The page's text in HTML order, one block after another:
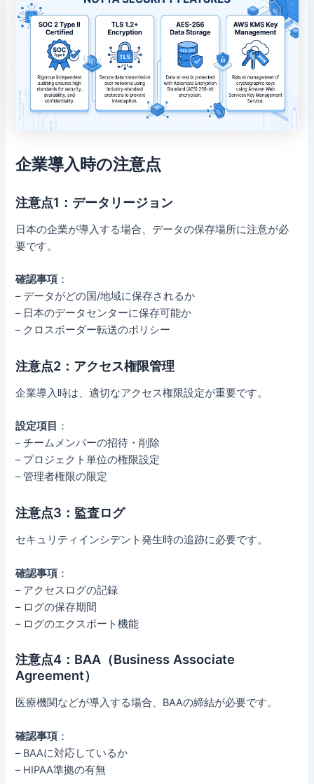
企業導入時の注意点
注意点1：データリージョン
日本の企業が導入する場合、データの保存場所に注意が必
要です。
確認事項 ：
– データがどの国/地域に保存されるか
– 日本のデータセンターに保存可能か
– クロスボーダー転送のポリシー
注意点2：アクセス権限管理
企業導入時は、適切なアクセス権限設定が重要です。
設定項目 ：
– チームメンバーの招待・削除
– プロジェクト単位の権限設定
– 管理者権限の限定
注意点3：監査ログ
セキュリティインシデント発生時の追跡に必要です。
確認事項 ：
– アクセスログの記録
– ログの保存期間
– ログのエクスポート機能
注意点4：BAA（Business Associate
Agreement）
医療機関などが導入する場合、BAAの締結が必要です。
確認事項 ：
– BAAに対応しているか
– HIPAA準拠の有無